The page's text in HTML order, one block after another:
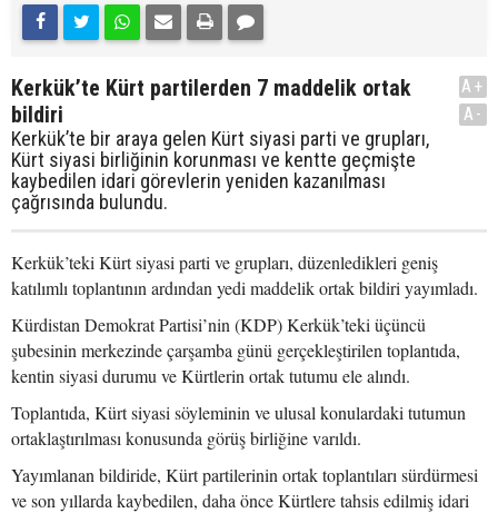
Kerkük’te Kürt partilerden 7 maddelik ortak
bildiri
Kerkük’te bir araya gelen Kürt siyasi parti ve grupları,
Kürt siyasi birliğinin korunması ve kentte geçmişte
kaybedilen idari görevlerin yeniden kazanılması
çağrısında bulundu.
A+
A-
Kerkük’teki Kürt siyasi parti ve grupları, düzenledikleri geniş
katılımlı toplantının ardından yedi maddelik ortak bildiri yayımladı.
Kürdistan Demokrat Partisi’nin (KDP) Kerkük’teki üçüncü
şubesinin merkezinde çarşamba günü gerçekleştirilen toplantıda,
kentin siyasi durumu ve Kürtlerin ortak tutumu ele alındı.
Toplantıda, Kürt siyasi söyleminin ve ulusal konulardaki tutumun
ortaklaştırılması konusunda görüş birliğine varıldı.
Yayımlanan bildiride, Kürt partilerinin ortak toplantıları sürdürmesi
ve son yıllarda kaybedilen, daha önce Kürtlere tahsis edilmiş idari